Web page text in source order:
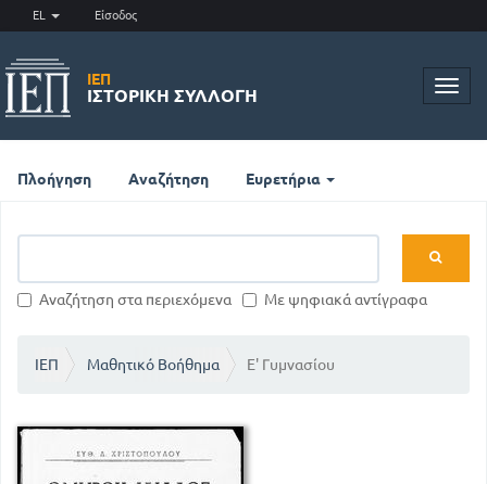
EL Είσοδος
ΙΕΠ
ΙΣΤΟΡΙΚΉ ΣΥΛΛΟΓΉ
Πλοήγηση Αναζήτηση Ευρετήρια
Αναζήτηση στα περιεχόμενα Με ψηφιακά αντίγραφα
ΙΕΠ Μαθητικό Βοήθημα Ε' Γυμνασίου